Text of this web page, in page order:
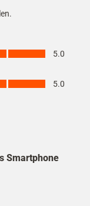
5.0
5.0
Smartphone